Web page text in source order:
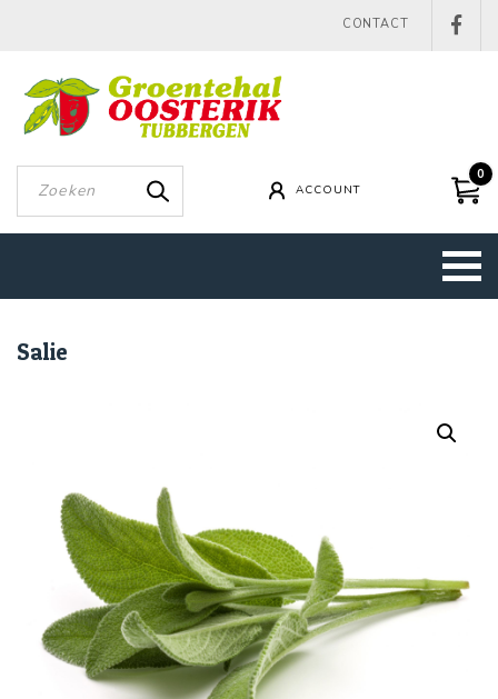
CONTACT
ACCOUNT
0
Salie